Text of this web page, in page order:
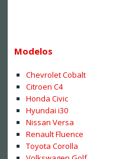
Modelos
Chevrolet Cobalt
Citroen C4
Honda Civic
Hyundai i30
Nissan Versa
Renault Fluence
Toyota Corolla